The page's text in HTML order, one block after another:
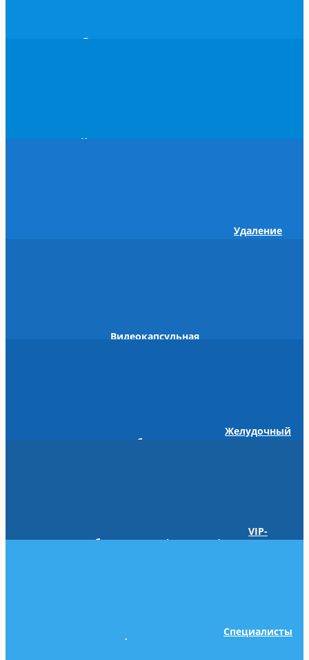
Гастроскопия под наркозом
Колоноскопия под наркозом
Удаление
Видеокапсульная
Желудочный
баллон
VIP-
обслуживание (приватно)
Специалисты
фотогалерея